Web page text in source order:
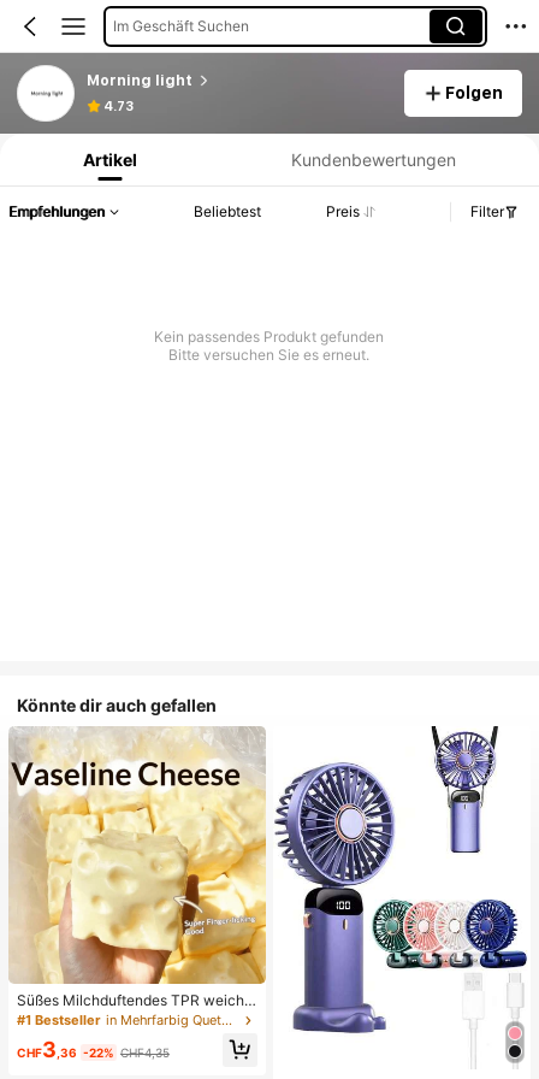
Im Geschäft Suchen
Morning light
4.73
Folgen
Produktinformation: Preisangabe, Verkaufs- und Lagerbestandsdetails.
Artikel Kundenbewertungen
Empfehlungen Beliebtest Preis Filter
Kein passendes Produkt gefunden
Bitte versuchen Sie es erneut.
Könnte dir auch gefallen
Süßes Milchduftendes TPR weiche
s quetschbares Dumpling-förmiges
Stressabbau-Spielzeug, 5cm niedli
ches lustiges Quetsch-Stressabbau
#1 Bestseller in Mehrfarbig Quetschspielzeug für Teenager
CHF3 ,36 -22% CHF4,35